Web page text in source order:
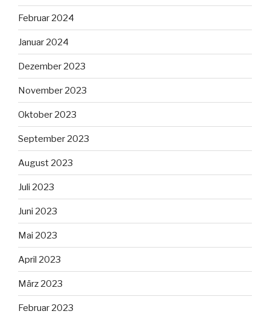
Februar 2024
Januar 2024
Dezember 2023
November 2023
Oktober 2023
September 2023
August 2023
Juli 2023
Juni 2023
Mai 2023
April 2023
März 2023
Februar 2023